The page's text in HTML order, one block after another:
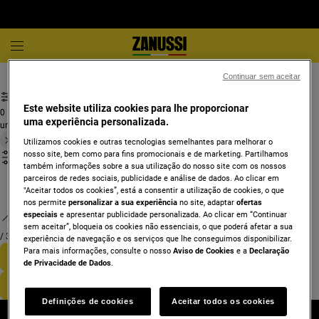
Máquina de lavar roupa 8 kg
0
undefined
/ 3
Este website utiliza cookies para lhe proporcionar
uma experiência personalizada.
Utilizamos cookies e outras tecnologias semelhantes para melhorar o
nosso site, bem como para fins promocionais e de marketing. Partilhamos
também informações sobre a sua utilização do nosso site com os nossos
parceiros de redes sociais, publicidade e análise de dados. Ao clicar em
"Aceitar todos os cookies”, está a consentir a utilização de cookies, o que
nos permitepersonalizar a sua experiênciano site, adaptarofertas
especiaise apresentar publicidade personalizada. Ao clicar em “Continuar
sem aceitar”, bloqueia os cookies não essenciais, o que poderá afetar a sua
experiência de navegação e os serviços que lhe conseguimos disponibilizar.
Para mais informações, consulte o nossoAviso de Cookies e aDeclaração
de Privacidade de Dados.
Definições de cookies Aceitar todos os cookies
Continuar sem aceitar